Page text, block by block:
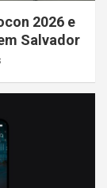
2026 e
Salvador